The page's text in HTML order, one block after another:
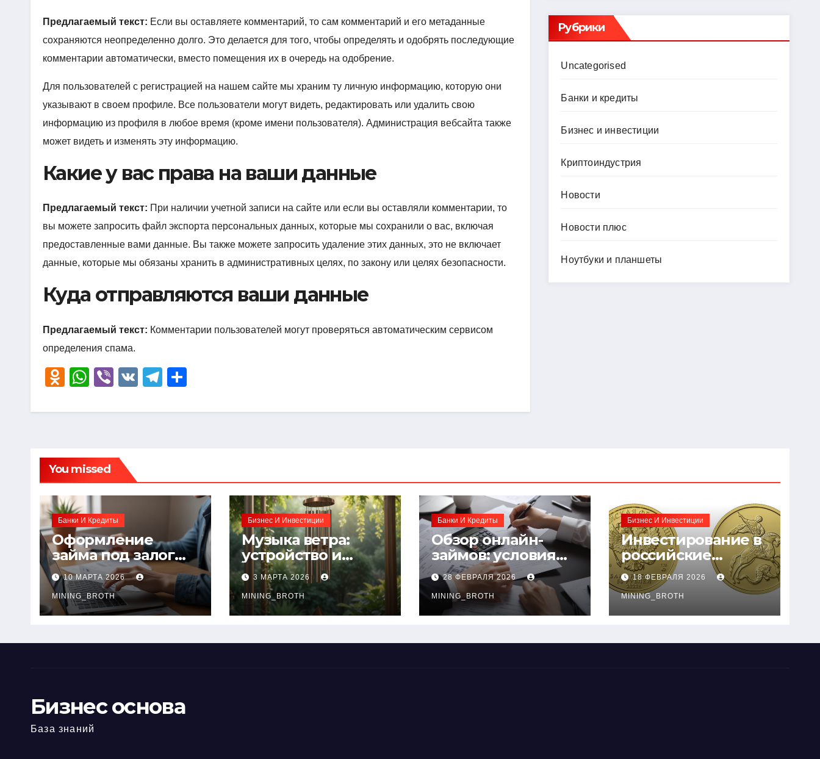
Предлагаемый текст: Если вы оставляете комментарий, то сам комментарий и его метаданные
сохраняются неопределенно долго. Это делается для того, чтобы определять и одобрять последующие
комментарии автоматически, вместо помещения их в очередь на одобрение.
Для пользователей с регистрацией на нашем сайте мы храним ту личную информацию, которую они
указывают в своем профиле. Все пользователи могут видеть, редактировать или удалить свою
информацию из профиля в любое время (кроме имени пользователя). Администрация вебсайта также
может видеть и изменять эту информацию.
Какие у вас права на ваши данные
Предлагаемый текст: При наличии учетной записи на сайте или если вы оставляли комментарии, то
вы можете запросить файл экспорта персональных данных, которые мы сохранили о вас, включая
предоставленные вами данные. Вы также можете запросить удаление этих данных, это не включает
данные, которые мы обязаны хранить в административных целях, по закону или целях безопасности.
Куда отправляются ваши данные
Предлагаемый текст: Комментарии пользователей могут проверяться автоматическим сервисом
определения спама.
O
n
kl
a
ss
ni
ki
W
at
A
p
p
Vi
er
V
T
e
р
ть
Рубрики
Uncategorised
Банки и кредиты
Бизнес и инвестиции
Криптоиндустрия
Новости
Новости плюс
Ноутбуки и планшеты
You missed
Банки И Кредиты
Оформление
займа под залог
ПТС онлайн на
карту без визита в
офис: порядок,
требования и
10 МАРТА 2026
MINING_BROTH
Бизнес И Инвестиции
Музыка ветра:
устройство и
принципы
звучания
колокольчиков
3 МАРТА 2026
MINING_BROTH
Банки И Кредиты
Обзор онлайн-
займов: условия
выдачи,
процентные
ставки и
требования к
28 ФЕВРАЛЯ 2026
MINING_BROTH
Бизнес И Инвестиции
Инвестирование в
российские
золотые монеты:
подробное
руководство
18 ФЕВРАЛЯ 2026
MINING_BROTH
Бизнес основа
База знаний